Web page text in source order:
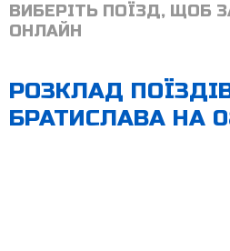
ВИБЕРІТЬ ПОЇЗД, ЩОБ
ОНЛАЙН
РОЗКЛАД
БРАТИСЛАВА НА